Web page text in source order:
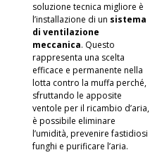
soluzione tecnica migliore è
l’installazione di un sistema
di ventilazione
meccanica. Questo
rappresenta una scelta
efficace e permanente nella
lotta contro la muffa perché,
sfruttando le apposite
ventole per il ricambio d’aria,
è possibile eliminare
l’umidità, prevenire fastidiosi
funghi e purificare l’aria.